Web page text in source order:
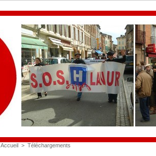
Accueil > Téléchargements